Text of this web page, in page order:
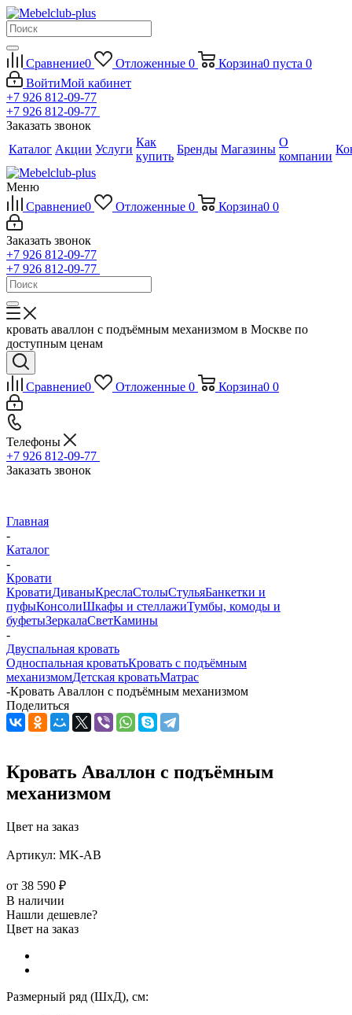
Сравнение0 Отложенные 0 Корзина0 пуста 0
ВойтиМой кабинет
+7 926 812-09-77
+7 926 812-09-77
Заказать звонок
Каталог Акции Услуги
Как
купить
Бренды Магазины
О
компании
Меню
Сравнение0 Отложенные 0 Корзина0 0
Заказать звонок
+7 926 812-09-77
+7 926 812-09-77
кровать аваллон с подъёмным механизмом в Москве по
доступным ценам
Сравнение0 Отложенные 0 Корзина0 0
Телефоны
+7 926 812-09-77
Заказать звонок
Главная
-
Каталог
-
Кровати
КроватиДиваныКреслаСтолыСтульяБанкетки и
пуфыКонсолиШкафы и стеллажиТумбы, комоды и
буфетыЗеркалаСветКамины
-
Двуспальная кровать
Односпальная кроватьКровать с подъёмным
механизмомДетская кроватьМатрас
-Кровать Аваллон с подъёмным механизмом
Поделиться
Кровать Аваллон с подъёмным
механизмом
Цвет на заказ
Артикул: MK-АВ
от 38 590 ₽
В наличии
Нашли дешевле?
Цвет на заказ
Размерный ряд (ШхД), см: